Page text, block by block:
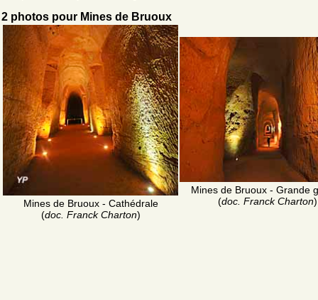
2 photos pour Mines de Bruoux
Mines de Bruoux - Cathédrale
(doc. Franck Charton)
Mines de Bruoux - Grande
(doc. Franck Charton)